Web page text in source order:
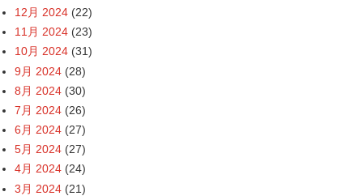
12月 2024 (22)
11月 2024 (23)
10月 2024 (31)
9月 2024 (28)
8月 2024 (30)
7月 2024 (26)
6月 2024 (27)
5月 2024 (27)
4月 2024 (24)
3月 2024 (21)